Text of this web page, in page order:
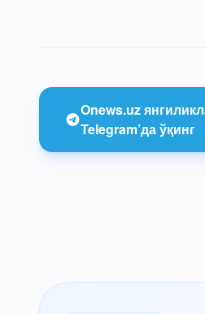
Onews.uz
Telegram’да ўқинг